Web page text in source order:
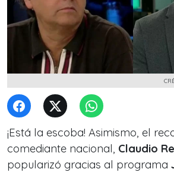
¡Está la escoba! Asimismo, el
comediante nacional, Claudio
popularizó gracias al programa